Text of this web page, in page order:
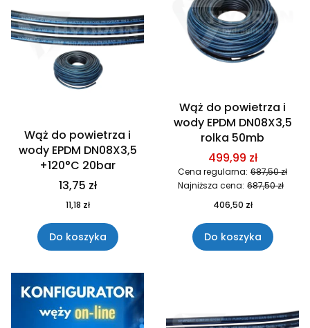
Wąż do powietrza i
wody EPDM DN08X3,5
+120°C 20bar
13,75 zł
11,18 zł
Do koszyka
Wąż do powietrza i
wody EPDM DN08X3,5
rolka 50mb
499,99 zł
Cena regularna: 687,50 zł
Najniższa cena: 687,50 zł
406,50 zł
Do koszyka